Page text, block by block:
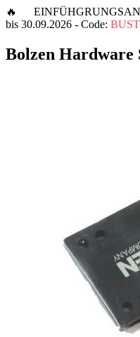
🔥
bis 30.09.2026 - Code:
Bolzen Hardware